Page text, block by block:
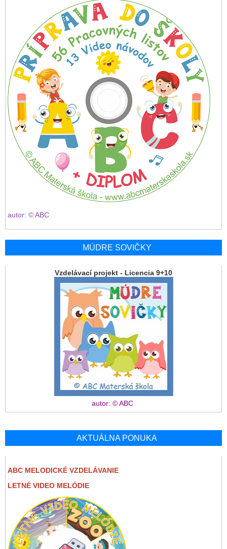
autor: © ABC
MÚDRE SOVIČKY
Vzdelávací projekt - Licencia 9+10
autor: © ABC
AKTUÁLNA PONUKA
ABC MELODICKÉ VZDELÁVANIE
LETNÉ VIDEO MELÓDIE